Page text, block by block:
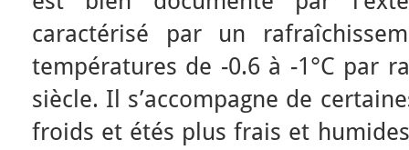
caractérisé par un
températures de -0.6 à -1°C par
siècle. Il s’accompagne de
froids et étés plus frais et